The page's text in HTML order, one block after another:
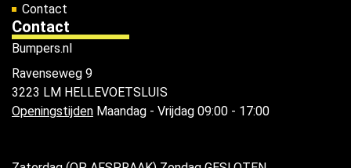
Contact
Contact
Bumpers.nl
Ravenseweg 9
3223 LM HELLEVOETSLUIS
Openingstijden Maandag - Vrijdag 09:00 - 17:00